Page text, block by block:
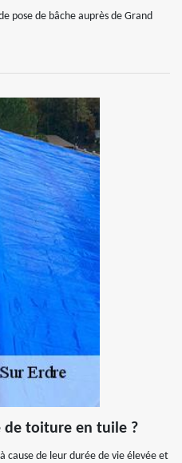
pose de bâche auprès de Grand
de toiture en tuile ?
cause de leur durée de vie élevée et